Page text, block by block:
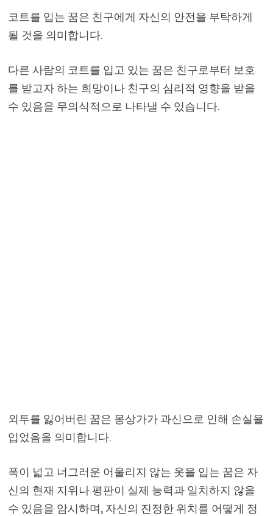
코트를 입는 꿈은 친구에게 자신의 안전을 부탁하게
될 것을 의미합니다.
다른 사람의 코트를 입고 있는 꿈은 친구로부터 보호
를 받고자 하는 희망이나 친구의 심리적 영향을 받을
수 있음을 무의식적으로 나타낼 수 있습니다.
외투를 잃어버린 꿈은 몽상가가 과신으로 인해 손실을
입었음을 의미합니다.
폭이 넓고 너그러운 어울리지 않는 옷을 입는 꿈은 자
신의 현재 지위나 평판이 실제 능력과 일치하지 않을
수 있음을 암시하며, 자신의 진정한 위치를 어떻게 정